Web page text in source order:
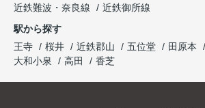
近鉄難波・奈良線
近鉄御所線
駅から探す
王寺
桜井 近鉄郡山 五位堂 田原本
大和小泉
高田 香芝